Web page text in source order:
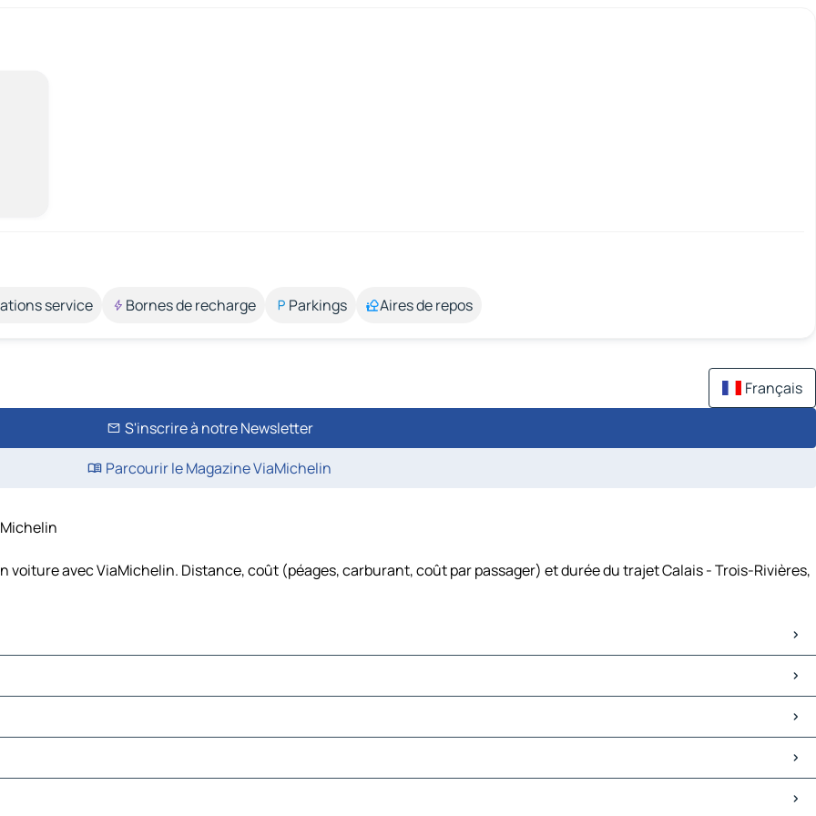
service Bornes de recharge Parkings Aires de repos
Français
S'inscrire à notre Newsletter
Parcourir le Magazine ViaMichelin
avec ViaMichelin. Distance, coût (péages, carburant, coût par passager) et durée du trajet Calais - Trois-Rivières,